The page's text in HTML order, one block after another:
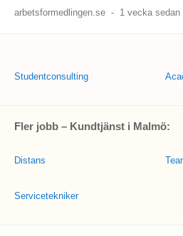
arbetsformedlingen.se - 1 vecka sedan
Studentconsulting
Fler jobb – Kundtjänst i Malmö:
Distans
Servicetekniker